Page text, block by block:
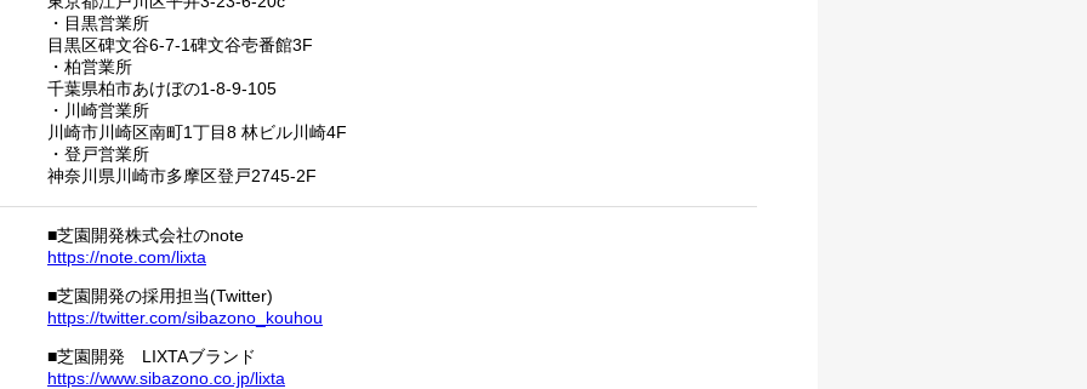
・目黒営業所
目黒区碑文谷6-7-1碑文谷壱番館3F
・柏営業所
千葉県柏市あけぼの1-8-9-105
・川崎営業所
川崎市川崎区南町1丁目8 林ビル川崎4F
・登戸営業所
神奈川県川崎市多摩区登戸2745-2F
■芝園開発株式会社のnote
https://note.com/lixta
■芝園開発の採用担当(Twitter)
https://twitter.com/sibazono_kouhou
■芝園開発 LIXTAブランド
https://www.sibazono.co.jp/lixta